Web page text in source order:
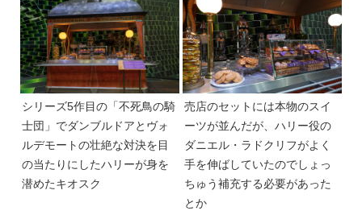
シリーズ5作目の「不死鳥の騎
士団」でダンブルドアとヴォ
ルデモートの壮絶な対決を目
の当たりにしたハリーが身を
潜めたキオスク
売店のセットには本物のスイ
ーツが並んだが、ハリー役の
ダニエル・ラドクリフがよく
手を伸ばしていたのでしょっ
ちゅう補充する必要があった
とか